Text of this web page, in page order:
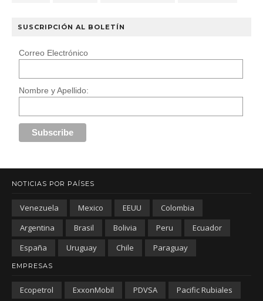
SUSCRIPCIÓN AL BOLETÍN
Correo Electrónico
Nombre y Apellido:
NOTICIAS POR PAÍSES
Venezuela Mexico EEUU
Colombia
Argentina
Brasil Bolivia Peru
Ecuador
España
Uruguay Chile Paraguay
EMPRESAS
Ecopetrol ExxonMobil PDVSA
Pacific Rubiales